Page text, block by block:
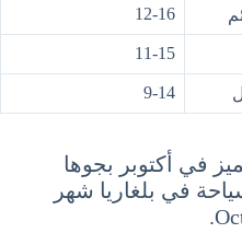
12-16
11-15
9-14
في أكتوبر بجوها
في بلغاريا شهر